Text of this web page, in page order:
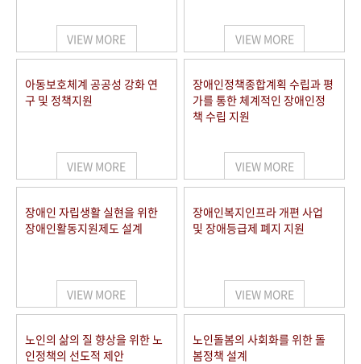
VIEW MORE VIEW MORE
아동보호체계 공공성 강화 연
구 및 정책지원
VIEW MORE
장애인정책종합계획 수립과 평
가를 통한 체계적인 장애인정
책 수립 지원
VIEW MORE
장애인 자립생활 실현을 위한
장애인활동지원제도 설계
VIEW MORE
장애인복지인프라 개편 사업
및 장애등급제 폐지 지원
VIEW MORE
노인의 삶의 질 향상을 위한 노
인정책의 선도적 제안
노인돌봄의 사회화를 위한 돌
봄정책 설계